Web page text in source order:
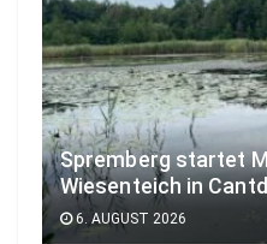
Spremberg startet
Wiesenteich in
6. AUGUST 2026